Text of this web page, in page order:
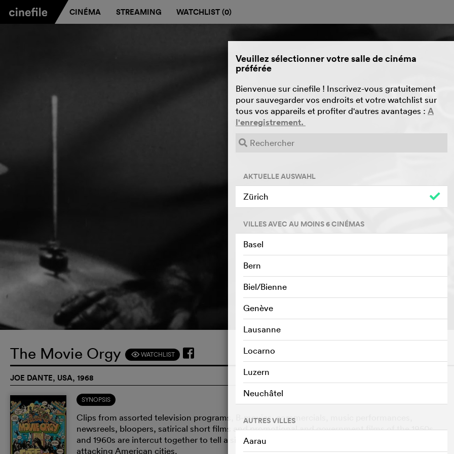
CINÉMA STREAMING WATCHLIST (0)
The Movie Orgy F WATCHLIST
JOE DANTE, USA, 1968
SYNOPSIS
Clips from assorted television programs, B-movies, commercials, music performances,
newsreels, bloopers, satirical short films and promotional and government films of the 1950s
and 1960s are intercut together to tell a single story of various creatures and societal ills
attacking American cities.
Veuillez sélectionner votre salle de cinéma
préférée
Bienvenue sur cinefile ! Inscrivez-vous gratuitement
pour sauvegarder vos endroits et votre watchlist sur
tous vos appareils et profiter d'autres avantages : A
l'enregistrement.
AKTUELLE AUSWAHL
Zürich
VILLES AVEC AU MOINS 6 CINÉMAS
Basel
Bern
Biel/Bienne
Genève
Lausanne
Locarno
Luzern
Neuchâtel
AUTRES VILLES
Aarau